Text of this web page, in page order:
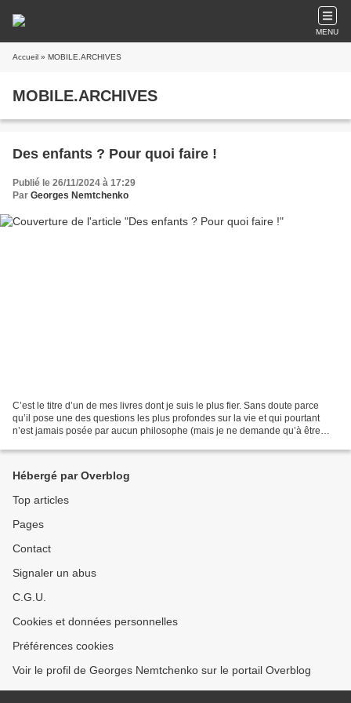
MENU
Accueil » MOBILE.ARCHIVES
MOBILE.ARCHIVES
Des enfants ? Pour quoi faire !
Publié le 26/11/2024 à 17:29
Par Georges Nemtchenko
C’est le titre d’un de mes livres dont je suis le plus fier. Sans doute parce
qu’il pose une des questions les plus profondes sur la vie et qui pourtant
n’est jamais posée par aucun philosophe (mais je ne demande qu’à être
Hébergé par Overblog
Top articles
Pages
Contact
Signaler un abus
C.G.U.
Cookies et données personnelles
Préférences cookies
Voir le profil de Georges Nemtchenko sur le portail Overblog